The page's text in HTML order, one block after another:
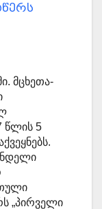
მცხეთა-
წლის 5
„პირველი